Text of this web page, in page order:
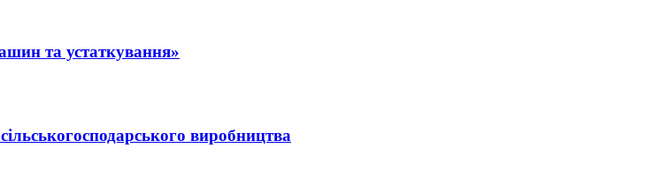
та устаткування»
виробництва